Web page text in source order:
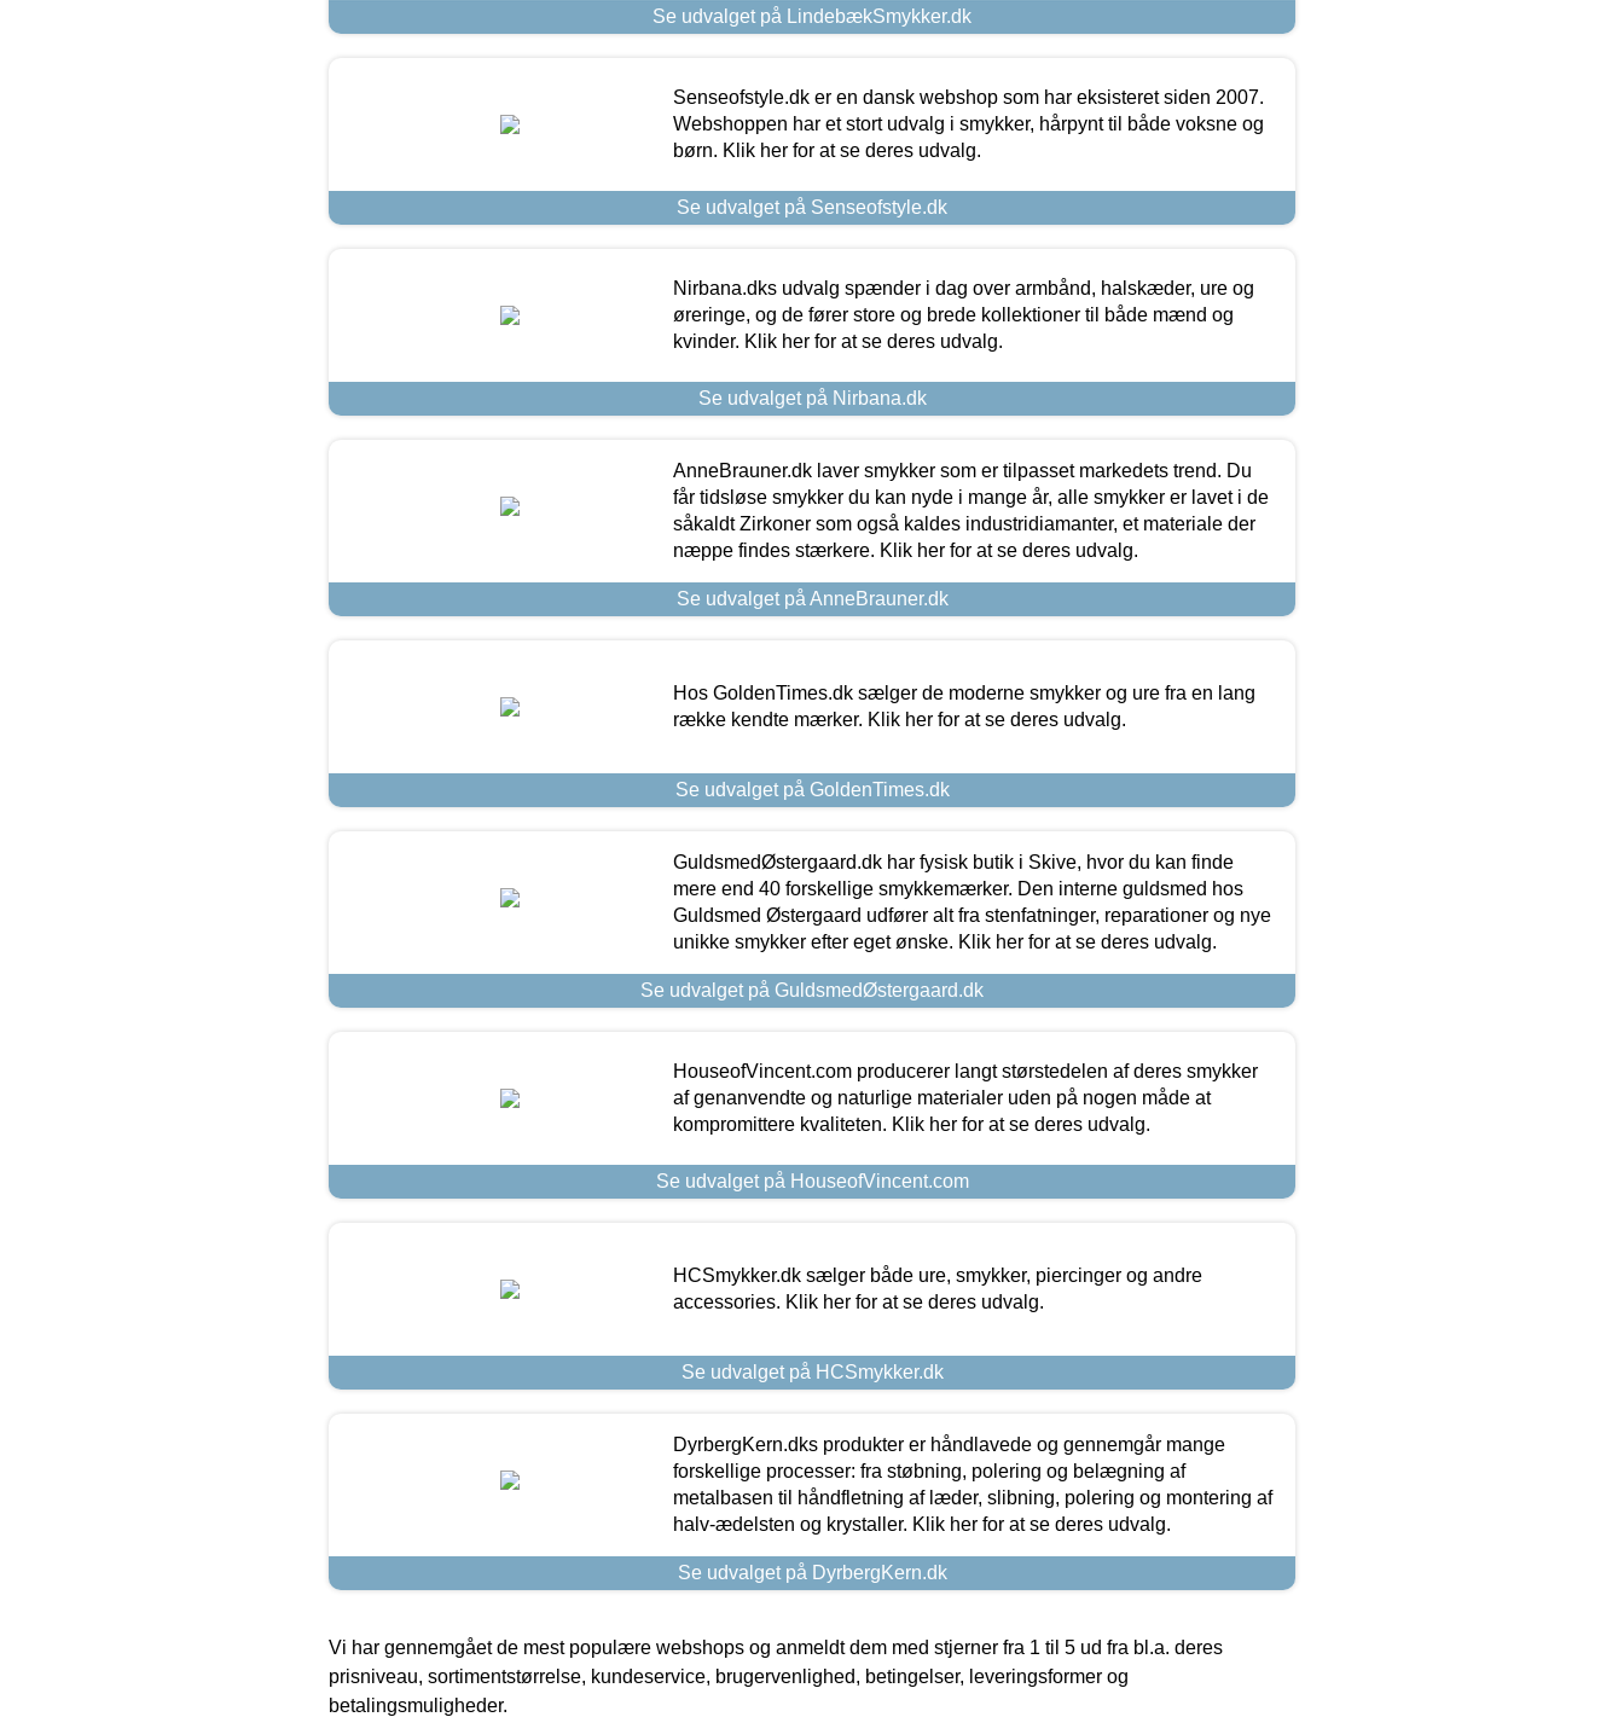
Se udvalget på LindebækSmykker.dk
Senseofstyle.dk er en dansk webshop som har eksisteret siden 2007.
Webshoppen har et stort udvalg i smykker, hårpynt til både voksne og
børn. Klik her for at se deres udvalg.
Se udvalget på Senseofstyle.dk
Nirbana.dks udvalg spænder i dag over armbånd, halskæder, ure og
øreringe, og de fører store og brede kollektioner til både mænd og
kvinder. Klik her for at se deres udvalg.
Se udvalget på Nirbana.dk
AnneBrauner.dk laver smykker som er tilpasset markedets trend. Du
får tidsløse smykker du kan nyde i mange år, alle smykker er lavet i de
såkaldt Zirkoner som også kaldes industridiamanter, et materiale der
næppe findes stærkere. Klik her for at se deres udvalg.
Se udvalget på AnneBrauner.dk
Hos GoldenTimes.dk sælger de moderne smykker og ure fra en lang
række kendte mærker. Klik her for at se deres udvalg.
Se udvalget på GoldenTimes.dk
GuldsmedØstergaard.dk har fysisk butik i Skive, hvor du kan finde
mere end 40 forskellige smykkemærker. Den interne guldsmed hos
Guldsmed Østergaard udfører alt fra stenfatninger, reparationer og nye
unikke smykker efter eget ønske. Klik her for at se deres udvalg.
Se udvalget på GuldsmedØstergaard.dk
HouseofVincent.com producerer langt størstedelen af deres smykker
af genanvendte og naturlige materialer uden på nogen måde at
kompromittere kvaliteten. Klik her for at se deres udvalg.
Se udvalget på HouseofVincent.com
HCSmykker.dk sælger både ure, smykker, piercinger og andre
accessories. Klik her for at se deres udvalg.
Se udvalget på HCSmykker.dk
DyrbergKern.dks produkter er håndlavede og gennemgår mange
forskellige processer: fra støbning, polering og belægning af
metalbasen til håndfletning af læder, slibning, polering og montering af
halv-ædelsten og krystaller. Klik her for at se deres udvalg.
Se udvalget på DyrbergKern.dk
Vi har gennemgået de mest populære webshops og anmeldt dem med stjerner fra 1 til 5 ud fra bl.a. deres
prisniveau, sortimentstørrelse, kundeservice, brugervenlighed, betingelser, leveringsformer og
betalingsmuligheder.